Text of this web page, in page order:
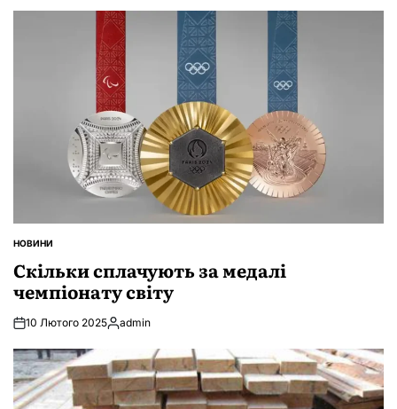
ОПУБЛІКУВАТИ
НОВИНИ
Скільки сплачують за медалі
чемпіонату світу
10 Лютого 2025Опубліковано
admin